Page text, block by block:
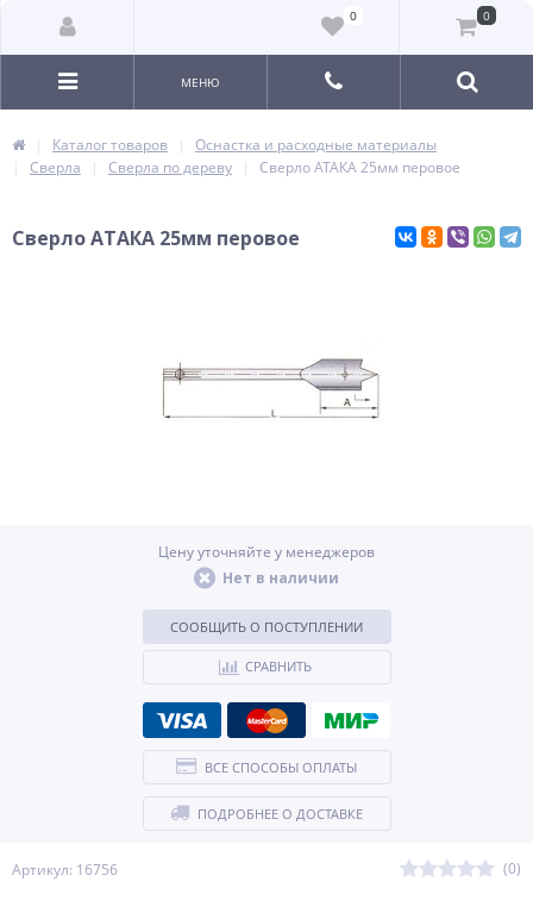
0 0
МЕНЮ
Каталог товаров
Оснастка и расходные материалы
Сверла
Сверла по дереву Сверло АТАКА 25мм перовое
Сверло АТАКА 25мм перовое
Артикул: 16756 (0)
Цену уточняйте у менеджеров
Нет в наличии
СООБЩИТЬ О ПОСТУПЛЕНИИ
СРАВНИТЬ
ВСЕ СПОСОБЫ ОПЛАТЫ
ПОДРОБНЕЕ О ДОСТАВКЕ